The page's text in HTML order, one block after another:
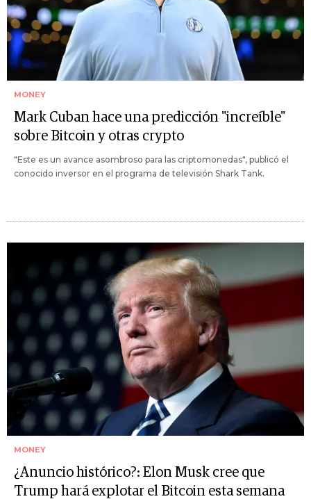
MONEY
Mark Cuban hace una predicción "increíble"
sobre Bitcoin y otras crypto
"Este es un avance asombroso para las criptomonedas", publicó el
conocido inversor en el programa de televisión Shark Tank.
MONEY
¿Anuncio histórico?: Elon Musk cree que
Trump hará explotar el Bitcoin esta semana